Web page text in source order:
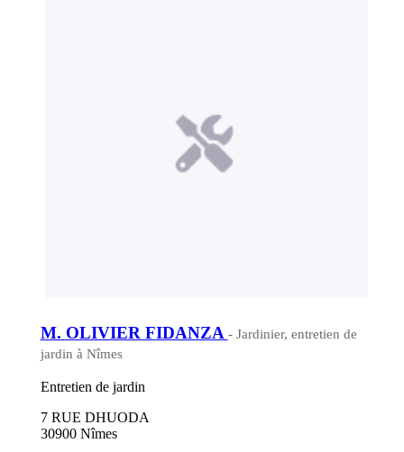
M. OLIVIER FIDANZA - Jardinier, entretien de
jardin à Nîmes
Entretien de jardin
7 RUE DHUODA
30900 Nîmes